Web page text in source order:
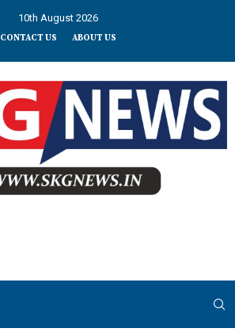
10th August 2026
CONTACT US ABOUT US